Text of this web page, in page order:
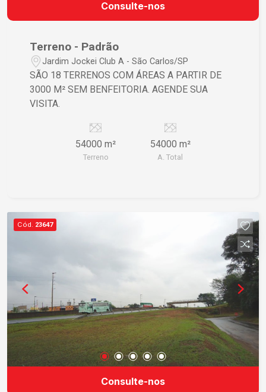
Consulte-nos
Terreno - Padrão
Jardim Jockei Club A - São Carlos/SP
SÃO 18 TERRENOS COM ÁREAS A PARTIR DE
3000 M² SEM BENFEITORIA. AGENDE SUA
VISITA.
54000 m²
Terreno
54000 m²
A. Total
Cód. 23647
Consulte-nos